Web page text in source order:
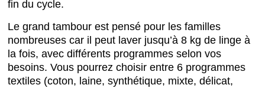
fin du cycle.
Le grand tambour est pensé pour les familles
nombreuses car il peut laver jusqu’à 8 kg de linge à
la fois, avec différents programmes selon vos
besoins. Vous pourrez choisir entre 6 programmes
textiles (coton, laine, synthétique, mixte, délicat,